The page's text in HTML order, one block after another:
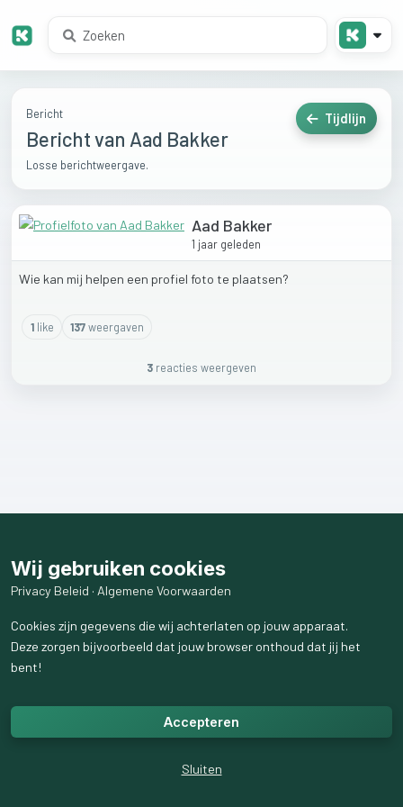
Bericht
Bericht van Aad Bakker
Losse berichtweergave.
Tijdlijn
Aad Bakker
1 jaar geleden
Wie kan mij helpen een profiel foto te plaatsen?
1like 137weergaven
3 reacties weergeven
Wij gebruiken cookies
Privacy Beleid · Algemene Voorwaarden
Cookies zijn gegevens die wij achterlaten op jouw apparaat.
Deze zorgen bijvoorbeeld dat jouw browser onthoud dat jij het
bent!
Accepteren
Sluiten